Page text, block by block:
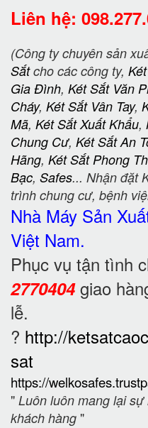
Liên hệ:
(Công ty chuyên sản
Sắtcho các công ty,
Gia Đình, Két Sắt Văn
Cháy, Két Sắt Vân Tay,
Mã, Két Sắt Xuất Khẩu,
Chung Cư, Két Sắt An
Hãng, Két Sắt Phong
Bạc, Safes... Nhận đặt
trình chung cư, bệnh
Nhà Máy Sản
Việt Nam.
Phục vụ tận tình
2770404giao
lễ.
? http://
sat
https://
" Luôn luôn mang lại
khách hàng "